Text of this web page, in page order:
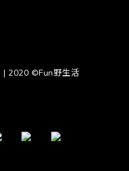
| 2020 ©Fun野生活